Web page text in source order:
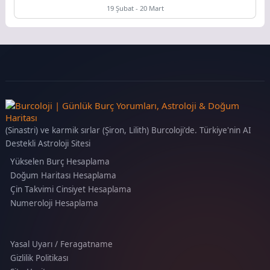
19 Şubat - 20 Mart
(Sinastri) ve karmik sırlar (Şiron, Lilith) Burcoloji'de. Türkiye'nin AI
Destekli Astroloji Sitesi
Yükselen Burç Hesaplama
Doğum Haritası Hesaplama
Çin Takvimi Cinsiyet Hesaplama
Numeroloji Hesaplama
Yasal Uyarı / Feragatname
Gizlilik Politikası